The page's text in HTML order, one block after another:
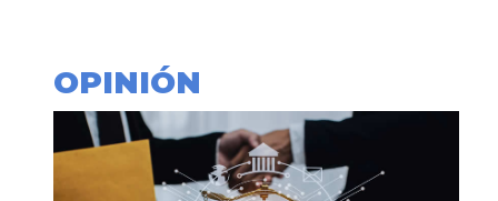
OPINIÓN